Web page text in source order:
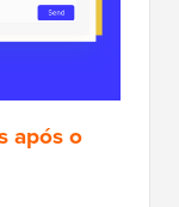
após o